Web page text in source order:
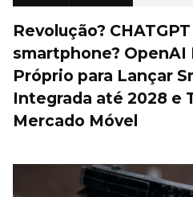
Revolução?
smartphone? OpenAI
Próprio para Lançar
Integrada até 2028 e
Mercado Móvel